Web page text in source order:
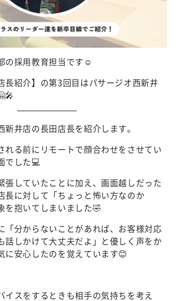
の採用教育担当です☺
長紹介】の第3回目はパサージオ西新井
新井店の長田店長を紹介します。
れる前にリモートで顔合わせをさせてい
でした💻
張していたことに加え、画面越しだった
長に対して「ちょっと怖い方なのか
を抱いてしまいました🤣
「分からないことがあれば、お客様対応
話しかけて大丈夫だよ」と優しく声をか
に安心したのを覚えています😊
イスをするときも相手の気持ちを考え